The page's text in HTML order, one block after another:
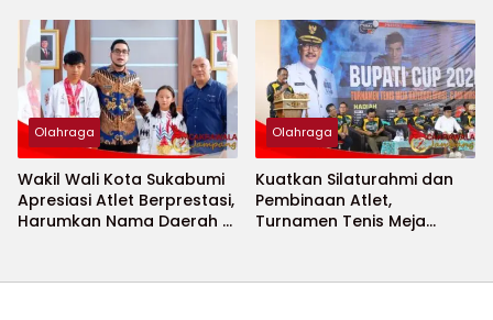
2026 Menguat
Olahraga
Wakil Wali Kota Sukabumi
Apresiasi Atlet Berprestasi,
Harumkan Nama Daerah di
Olahraga
Kuatkan Silaturahmi dan
Pembinaan Atlet,
Turnamen Tenis Meja